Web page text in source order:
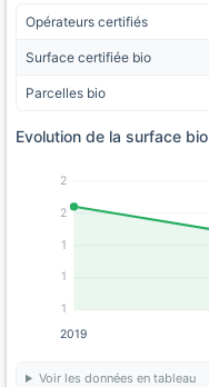
Opérateurs certifiés
Surface certifiée bio
Parcelles bio
Evolution de la surface bio
1
1
1
2
2
2019
Voir les données en tableau